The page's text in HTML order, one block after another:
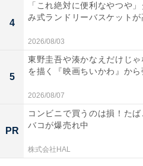
を毎月開催中
楽天トラベルでは、毎月5日
日・30日に特別キャンペー
ー＆予約をすると、宿泊料金
イント還元率もアップします。
さらに、キャンペーン対象施
ペシャルプランや豪華特典が
をお得に楽しみたい方は、ぜ
4
「これ絶対に便利なやつや
み式ランドリーバスケットが
2026/08/03
5
東野圭吾や湊かなえだけじゃ
を描く『映画ちいかわ』から
2026/08/07
PR
コンビニで買うのは損！た
バコが爆売れ中
株式会社HAL